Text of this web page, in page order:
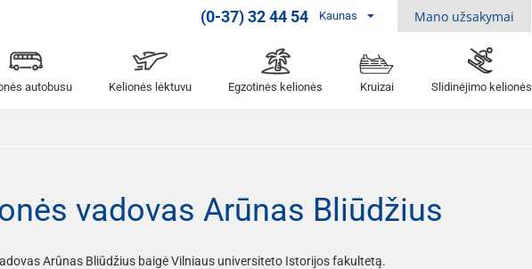
(0-37) 32 44 54 Kaunas Mano užsakymai
autobusu Kelionės lėktuvu Egzotinės kelionės Kruizai Slidinėjimo kelionės
vadovas Arūnas Bliūdžius
Arūnas Bliūdžius baigė Vilniaus universiteto Istorijos fakultetą.